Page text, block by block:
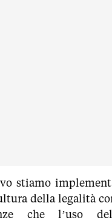
stiamo
della legalità
che l’uso